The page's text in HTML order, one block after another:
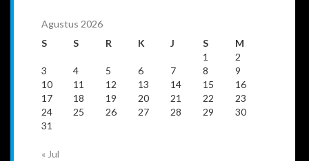
Agustus 2026
S
S R K J S
M
1
2
3
4 5 6 7 8
9
10
11 12 13 14 15
16
17
18 19 20 21 22
23
24
25 26 27 28 29
30
31
« Jul